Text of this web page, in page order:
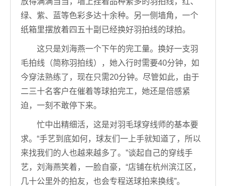
绿、紫、蓝等色彩多达十余种。另一侧墙角，一个
纸箱里摆放着四五十副已经换好羽拍线的球拍。
这只是刘海燕一个下午的完工量。换好一支羽
毛拍线（简称羽拍线），她入行时需要40分钟，如
今穿法熟练了，现在只需20分钟。尽管如此，由于
二三十名客户在催着等球拍完工，她还是倍感紧
迫，一刻不敢停下来。
忙中出精细活，这是对羽毛球穿线师的基本要
求。“手艺到底如何，球友们一上手就知道了，所以
来找我们的人也越来越多了。”谈起自己的穿线手
艺，刘海燕笑着，一脸自豪，“店铺在杭州滨江区，
几十公里外的拍友，也会专程送球拍来换线”。